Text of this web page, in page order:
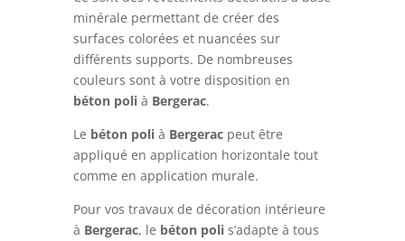
minérale permettant de créer des
surfaces colorées et nuancées sur
différents supports. De nombreuses
couleurs sont à votre disposition en
béton polià Bergerac.
Le béton polià Bergeracpeut être
appliqué en application horizontale tout
comme en application murale.
Pour vos travaux de décoration intérieure
à Bergerac, le béton polis’adapte à tous